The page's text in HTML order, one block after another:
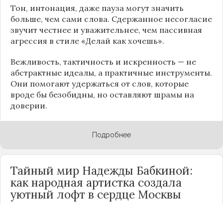
Тон, интонация, даже пауза могут значить
больше, чем сами слова. Сдержанное несогласие
звучит честнее и уважительнее, чем пассивная
агрессия в стиле «Делай как хочешь».
Вежливость, тактичность и искренность — не
абстрактные идеалы, а практичные инструменты.
Они помогают удержаться от слов, которые
вроде бы безобидны, но оставляют шрамы на
доверии.
Подробнее
Тайный мир Надежды Бабкиной:
как народная артистка создала
уютный лофт в сердце Москвы